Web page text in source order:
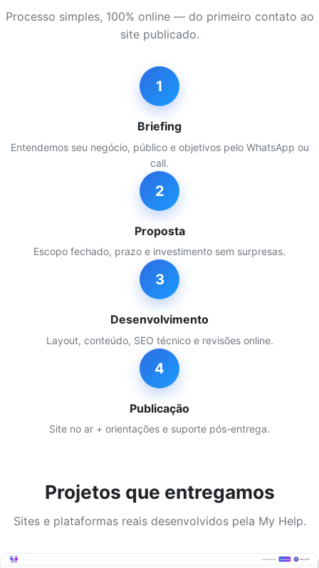
Processo simples, 100% online — do primeiro contato ao
site publicado.
1
Briefing
Entendemos seu negócio, público e objetivos pelo WhatsApp ou
call.
2
Proposta
Escopo fechado, prazo e investimento sem surpresas.
3
Desenvolvimento
Layout, conteúdo, SEO técnico e revisões online.
4
Publicação
Site no ar + orientações e suporte pós-entrega.
Projetos que entregamos
Sites e plataformas reais desenvolvidos pela My Help.